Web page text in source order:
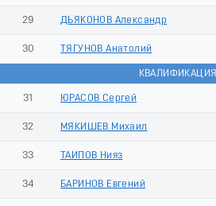
29 ДЬЯКОНОВ Александр
30 ТЯГУНОВ Анатолий
КВАЛИФИКАЦИЯ
31 ЮРАСОВ Сергей
32 МЯКИШЕВ Михаил
33 ТАИПОВ Нияз
34 БАРИНОВ Евгений